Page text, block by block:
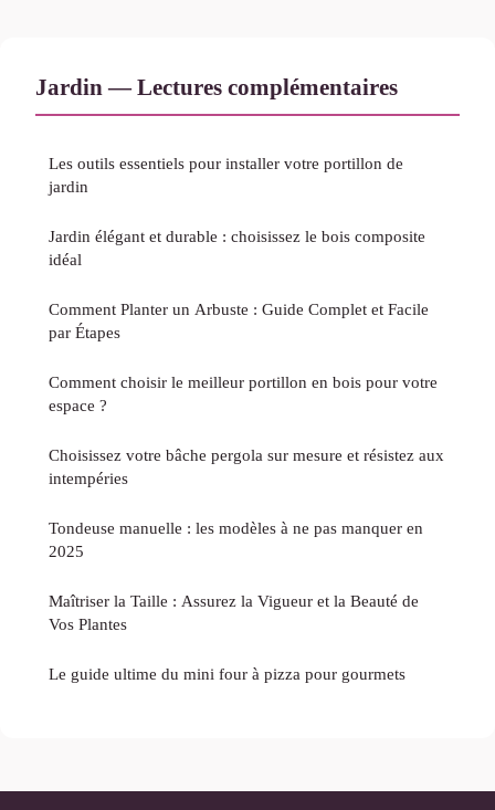
Jardin — Lectures complémentaires
Les outils essentiels pour installer votre portillon de
jardin
Jardin élégant et durable : choisissez le bois composite
idéal
Comment Planter un Arbuste : Guide Complet et Facile
par Étapes
Comment choisir le meilleur portillon en bois pour votre
espace ?
Choisissez votre bâche pergola sur mesure et résistez aux
intempéries
Tondeuse manuelle : les modèles à ne pas manquer en
2025
Maîtriser la Taille : Assurez la Vigueur et la Beauté de
Vos Plantes
Le guide ultime du mini four à pizza pour gourmets